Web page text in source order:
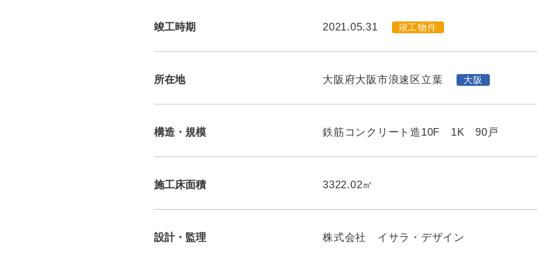
竣工時期 2021.05.31 竣工物件
所在地 大阪府大阪市浪速区立葉 大阪
構造・規模 鉄筋コンクリート造10F 1K 90戸
施工床面積 3322.02㎡
設計・監理 株式会社 イサラ・デザイン